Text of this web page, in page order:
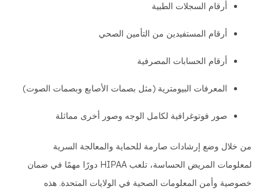
أرقام السجلات الطبية
أرقام المستفيدين من التأمين الصحي
أرقام الحسابات المصرفية
المعرفات البيومترية (مثل بصمات الأصابع وبصمات الصوت)
صور فوتوغرافية لكامل الوجه وصور أخرى مماثلة
من خلال وضع إرشادات صارمة للحماية والمعالجة السرية
لمعلومات المريض الحساسة، تلعب HIPAA دورًا مهمًا في ضمان
خصوصية وأمن المعلومات الصحية في الولايات المتحدة. هذه